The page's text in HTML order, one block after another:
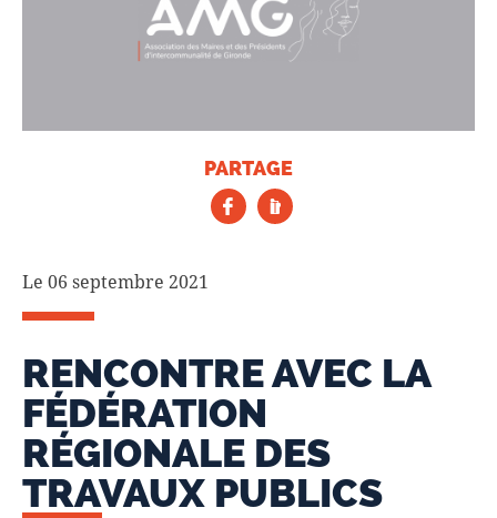
PARTAGE
Le 06 septembre 2021
RENCONTRE AVEC LA
FÉDÉRATION
RÉGIONALE DES
TRAVAUX PUBLICS